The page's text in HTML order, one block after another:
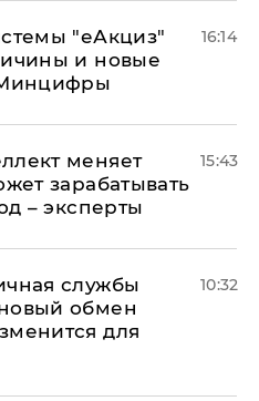
"еАкциз"
и новые
Минцифры
16:14
меняет
зарабатывать
– эксперты
15:43
службы
обмен
для
10:32